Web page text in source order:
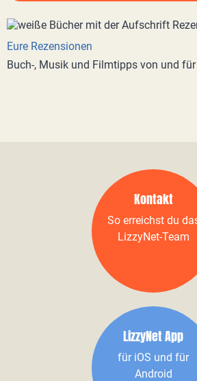
Eure Rezensionen
Buch-, Musik und Filmtipps von und
Kontakt
So erreichst du
LizzyNet-Team
LizzyNet App
für iOS und für
Android